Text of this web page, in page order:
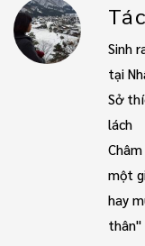
Sinh
tại
Sở
lách
một
hay
thân"